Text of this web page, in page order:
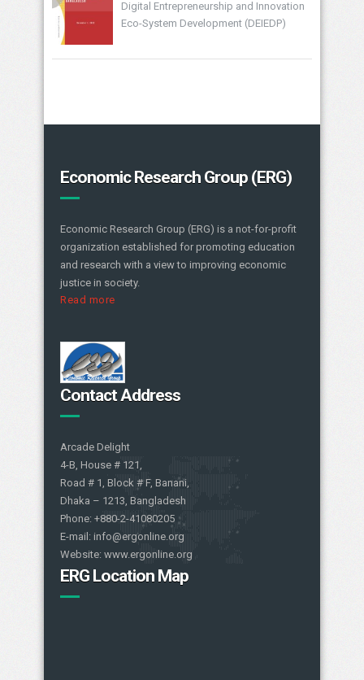
Digital Entrepreneurship and Innovation
Eco-System Development (DEIEDP)
Economic Research Group (ERG)
Economic Research Group (ERG) is a not-for-profit
organization established for promoting education
and research with a view to improving economic
justice in society.
Read more
Contact Address
Arcade Delight
4-B, House # 121,
Road # 1, Block # F, Banani,
Dhaka – 1213, Bangladesh
Phone: +880-2-41080205
E-mail: info@ergonline.org
Website: www.ergonline.org
ERG Location Map